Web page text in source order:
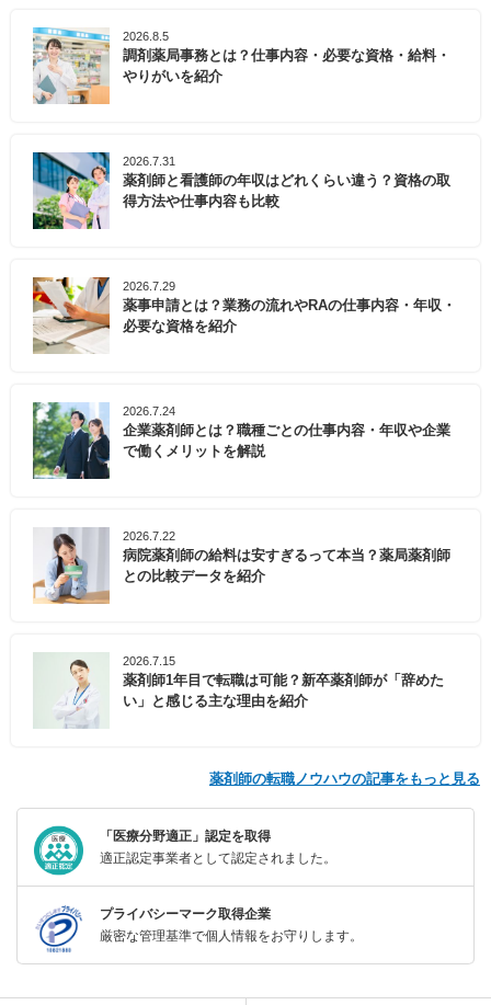
2026.8.5
調剤薬局事務とは？仕事内容・必要な資格・給料・
やりがいを紹介
2026.7.31
薬剤師と看護師の年収はどれくらい違う？資格の取
得方法や仕事内容も比較
2026.7.29
薬事申請とは？業務の流れやRAの仕事内容・年収・
必要な資格を紹介
2026.7.24
企業薬剤師とは？職種ごとの仕事内容・年収や企業
で働くメリットを解説
2026.7.22
病院薬剤師の給料は安すぎるって本当？薬局薬剤師
との比較データを紹介
2026.7.15
薬剤師1年目で転職は可能？新卒薬剤師が「辞めた
い」と感じる主な理由を紹介
薬剤師の転職ノウハウの記事をもっと見る
「医療分野適正」認定を取得
適正認定事業者として認定されました。
プライバシーマーク取得企業
厳密な管理基準で個人情報をお守りします。